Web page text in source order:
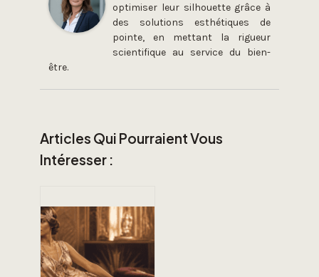
optimiser leur silhouette grâce à
des solutions esthétiques de
pointe, en mettant la rigueur
scientifique au service du bien-
être.
Articles Qui Pourraient Vous
Intéresser :